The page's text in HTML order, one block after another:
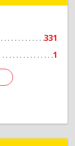
331
1